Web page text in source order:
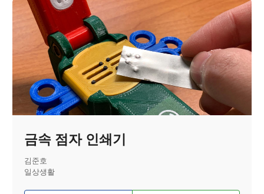
금속 점자 인쇄기
김준호
일상생활